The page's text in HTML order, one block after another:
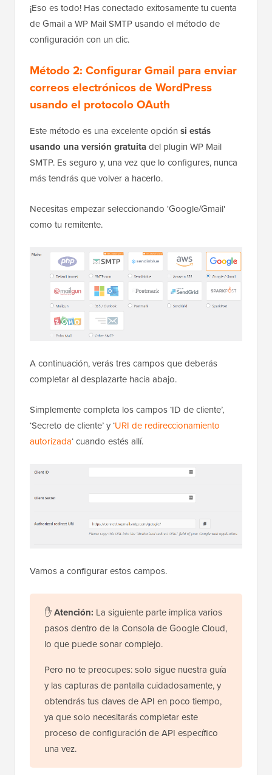
¡Eso es todo! Has conectado exitosamente tu cuenta
de Gmail a WP Mail SMTP usando el método de
configuración con un clic.
Método 2: Configurar Gmail para enviar
correos electrónicos de WordPress
usando el protocolo OAuth
Este método es una excelente opción si estás
usando una versión gratuitadel plugin WP Mail
SMTP. Es seguro y, una vez que lo configures, nunca
más tendrás que volver a hacerlo.
Necesitas empezar seleccionando 'Google/Gmail'
como tu remitente.
A continuación, verás tres campos que deberás
completar al desplazarte hacia abajo.
Simplemente completa los campos ‘ID de cliente’,
‘Secreto de cliente’ y ‘URI de redireccionamiento
autorizada‘ cuando estés allí.
Vamos a configurar estos campos.
✋Atención: La siguiente parte implica varios
pasos dentro de la Consola de Google Cloud,
lo que puede sonar complejo.
Pero no te preocupes: solo sigue nuestra guía
y las capturas de pantalla cuidadosamente, y
obtendrás tus claves de API en poco tiempo,
ya que solo necesitarás completar este
proceso de configuración de API específico
una vez.